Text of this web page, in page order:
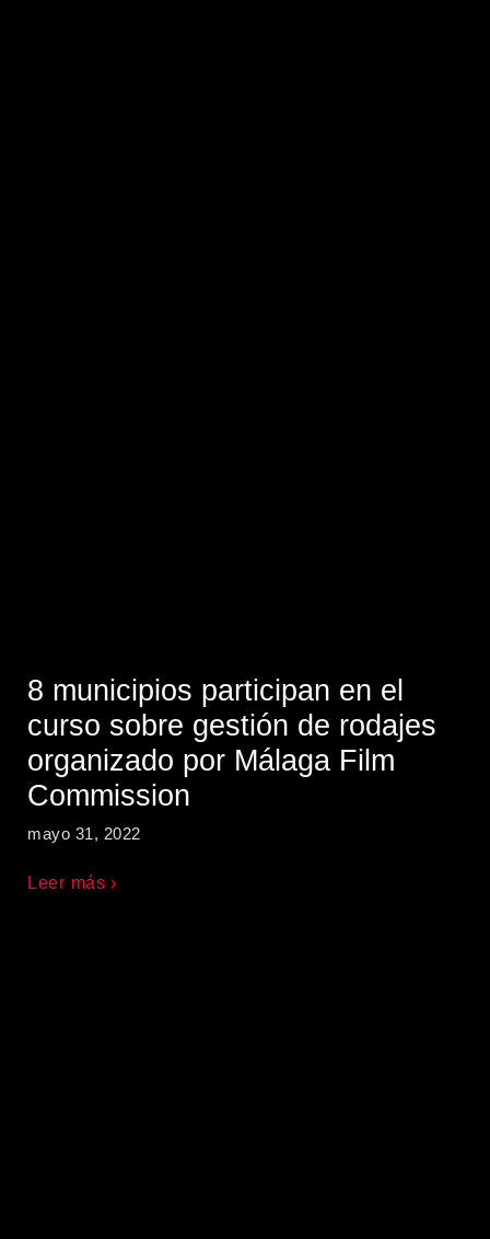
8 municipios participan en el
curso sobre gestión de rodajes
organizado por Málaga Film
Commission
mayo 31, 2022
Leer más ›